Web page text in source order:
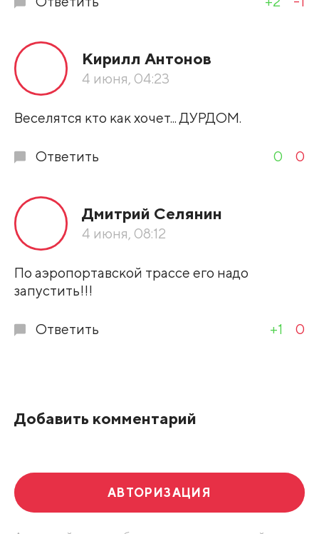
Кирилл Антонов
4 июня, 04:23
Веселятся кто как хочет... ДУРДОМ.
Ответить 0 0
Дмитрий Селянин
4 июня, 08:12
По аэропортавской трассе его надо
запустить!!!
Ответить +1 0
Добавить комментарий
АВТОРИЗАЦИЯ